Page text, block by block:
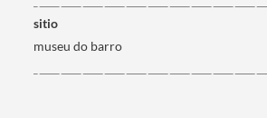
sitio
museu do barro